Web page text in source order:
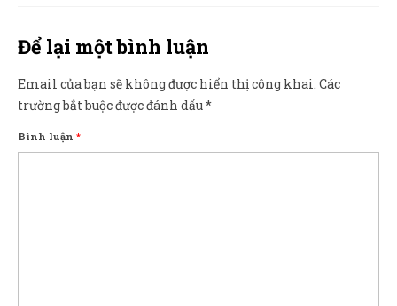
Để lại một bình luận
Email của bạn sẽ không được hiển thị công khai. Các
trường bắt buộc được đánh dấu*
Bình luận *